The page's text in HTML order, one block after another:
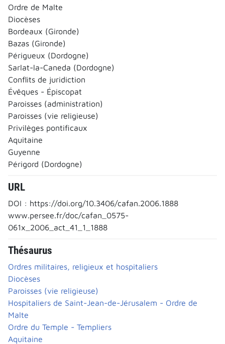
Ordre de Malte
Diocèses
Bordeaux (Gironde)
Bazas (Gironde)
Périgueux (Dordogne)
Sarlat-la-Caneda (Dordogne)
Conflits de juridiction
Évêques - Épiscopat
Paroisses (administration)
Paroisses (vie religieuse)
Privilèges pontificaux
Aquitaine
Guyenne
Périgord (Dordogne)
URL
DOI : https://doi.org/10.3406/cafan.2006.1888
www.persee.fr/doc/cafan_0575-
061x_2006_act_41_1_1888
Thésaurus
Ordres militaires, religieux et hospitaliers
Diocèses
Paroisses (vie religieuse)
Hospitaliers de Saint-Jean-de-Jérusalem - Ordre de
Malte
Ordre du Temple - Templiers
Aquitaine